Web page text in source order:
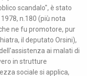
scandalo", è stato
n.180 (più nota
ne fu promotore, pur
il deputato Orsini),
ai malati di
in strutture
sociale si applica,